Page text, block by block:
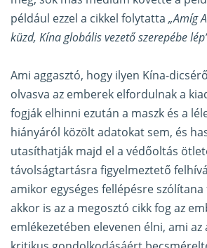
például ezzel a cikkel folytatta „Amíg
küzd, Kína globális vezető szerepébe
Ami aggasztó, hogy ilyen Kína-
olvasva az emberek elfordulnak a
fogják elhinni ezután a maszk és a
hiányáról közölt adatokat sem, és
utasíthatják majd el a védőoltás
távolságtartásra figyelmeztető
amikor egységes fellépésre szólítana
akkor is az a megosztó cikk fog az
emlékezetében elevenen élni, ami az